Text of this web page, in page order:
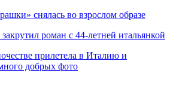
снялась во взрослом образе
роман с 44-летней итальянкой
прилетела в Италию и
добрых фото